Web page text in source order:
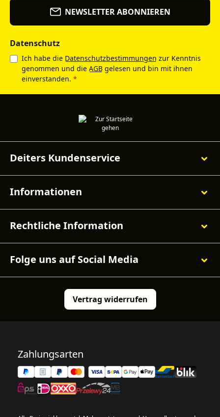
NEWSLETTER ABONNIEREN
Datenschutz
Ich habe die Datenschutzbestimmungen zur Kenntnis
genommen und die AGB gelesen und bin mit ihnen
einverstanden. *
Deiters Kundenservice
Informationen
Rechtliche Information
Folge uns auf Social Media
Vertrag widerrufen
Zahlungsarten